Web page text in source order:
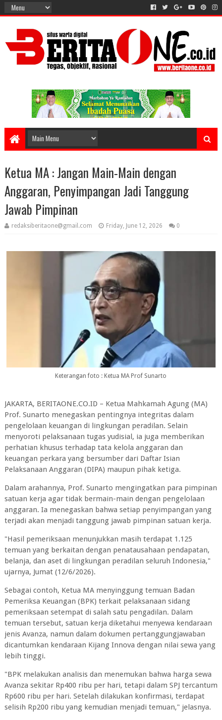
Ketua MA : Jangan Main-Main dengan
Anggaran, Penyimpangan Jadi Tanggung
Jawab Pimpinan
redaksiberitaone@gmail.com Friday, June 12, 2026 0
Keterangan foto : Ketua MA Prof Sunarto
JAKARTA, BERITAONE.CO.ID – Ketua Mahkamah Agung (MA)
Prof. Sunarto menegaskan pentingnya integritas dalam
pengelolaan keuangan di lingkungan peradilan. Selain
menyoroti pelaksanaan tugas yudisial, ia juga memberikan
perhatian khusus terhadap tata kelola anggaran dan
keuangan perkara yang bersumber dari Daftar Isian
Pelaksanaan Anggaran (DIPA) maupun pihak ketiga.
Dalam arahannya, Prof. Sunarto mengingatkan para pimpinan
satuan kerja agar tidak bermain-main dengan pengelolaan
anggaran. Ia menegaskan bahwa setiap penyimpangan yang
terjadi akan menjadi tanggung jawab pimpinan satuan kerja.
"Hasil pemeriksaan menunjukkan masih terdapat 1.125
temuan yang berkaitan dengan penatausahaan pendapatan,
belanja, dan aset di lingkungan peradilan seluruh Indonesia,"
ujarnya, Jumat (12/6/2026).
Sebagai contoh, Ketua MA menyinggung temuan Badan
Pemeriksa Keuangan (BPK) terkait pelaksanaan sidang
pemeriksaan setempat di salah satu pengadilan. Dalam
temuan tersebut, satuan kerja diketahui menyewa kendaraan
jenis Avanza, namun dalam dokumen pertanggungjawaban
dicantumkan kendaraan Kijang Innova dengan nilai sewa yang
lebih tinggi.
"BPK melakukan analisis dan menemukan bahwa harga sewa
Avanza sekitar Rp400 ribu per hari, tetapi dalam SPJ tercantum
Rp600 ribu per hari. Setelah dilakukan konfirmasi, terdapat
selisih Rp200 ribu yang kemudian menjadi temuan," jelasnya.